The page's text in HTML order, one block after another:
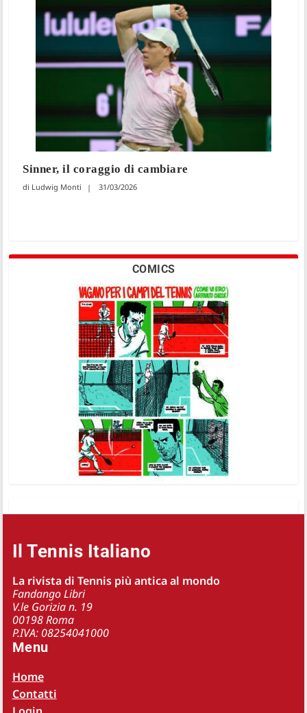
Sinner, il coraggio di cambiare
Ludwig Monti 31/03/2026
COMICS
Il Tennis Italiano
La rivista di Tennis più antica al mondo
Fandango Libri
V.le Gorizia n. 19
00198 Roma
P.IVA: 08254041000
Menu
Home
Contatti